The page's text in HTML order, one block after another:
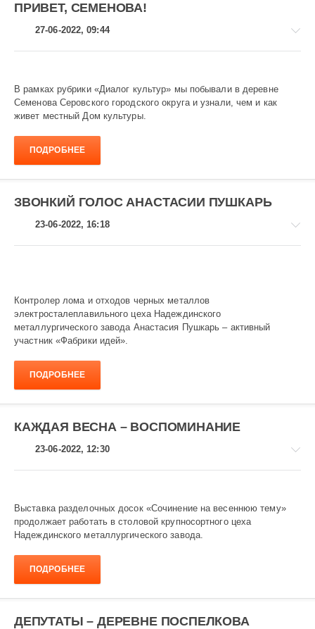
ПРИВЕТ, СЕМЕНОВА!
27-06-2022, 09:44
Диалог
культур
1
172
В рамках рубрики «Диалог культур» мы побывали в деревне
Семенова Серовского городского округа и узнали, чем и как
живет местный Дом культуры.
ПОДРОБНЕЕ
ЗВОНКИЙ ГОЛОС АНАСТАСИИ ПУШКАРЬ
23-06-2022, 16:18
Завод
и
заводчане
1
562
Контролер лома и отходов черных металлов
электросталеплавильного цеха Надеждинского
металлургического завода Анастасия Пушкарь – активный
участник «Фабрики идей».
ПОДРОБНЕЕ
КАЖДАЯ ВЕСНА – ВОСПОМИНАНИЕ
23-06-2022, 12:30
Завод
и
заводчане
874
Выставка разделочных досок «Сочинение на весеннюю тему»
продолжает работать в столовой крупносортного цеха
Надеждинского металлургического завода.
ПОДРОБНЕЕ
ДЕПУТАТЫ – ДЕРЕВНЕ ПОСПЕЛКОВА